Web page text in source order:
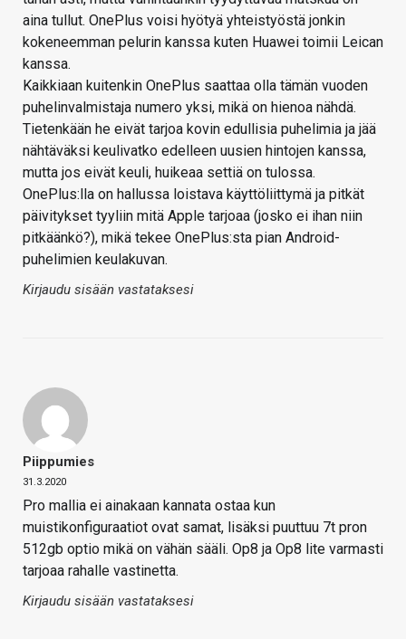
aina tullut. OnePlus voisi hyötyä yhteistyöstä jonkin
kokeneemman pelurin kanssa kuten Huawei toimii Leican
kanssa.
Kaikkiaan kuitenkin OnePlus saattaa olla tämän vuoden
puhelinvalmistaja numero yksi, mikä on hienoa nähdä.
Tietenkään he eivät tarjoa kovin edullisia puhelimia ja jää
nähtäväksi keulivatko edelleen uusien hintojen kanssa,
mutta jos eivät keuli, huikeaa settiä on tulossa.
OnePlus:lla on hallussa loistava käyttöliittymä ja pitkät
päivitykset tyyliin mitä Apple tarjoaa (josko ei ihan niin
pitkäänkö?), mikä tekee OnePlus:sta pian Android-
puhelimien keulakuvan.
Kirjaudu sisään vastataksesi
Piippumies
31.3.2020
Pro mallia ei ainakaan kannata ostaa kun
muistikonfiguraatiot ovat samat, lisäksi puuttuu 7t pron
512gb optio mikä on vähän sääli. Op8 ja Op8 lite varmasti
tarjoaa rahalle vastinetta.
Kirjaudu sisään vastataksesi